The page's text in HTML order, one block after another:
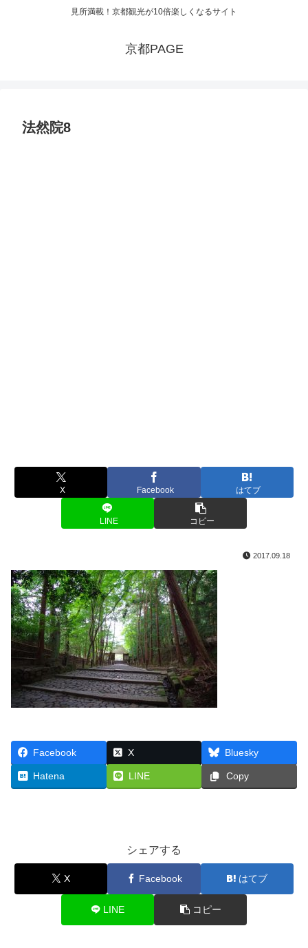
見所満載！京都観光が10倍楽しくなるサイト
京都PAGE
法然院8
X Facebook はてブ
LINE コピー
2017.09.18
Facebook X Bluesky
Hatena LINE Copy
シェアする
X Facebook はてブ
LINE コピー